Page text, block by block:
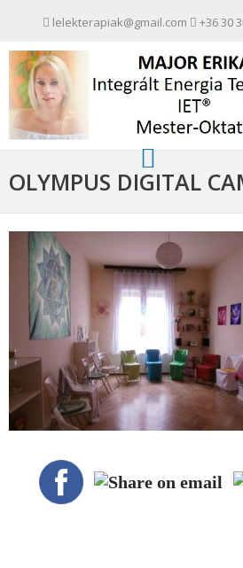
lelekterapiak@gmail.com +36 30
OLYMPUS DIGITAL